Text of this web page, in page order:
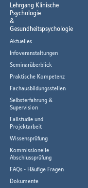
Lehrgang Klinische
Psychologie
&
Gesundheitspsychologie
Aktuelles
Infoveranstaltungen
Seminarüberblick
Praktische Kompetenz
Fachausbildungsstellen
Selbsterfahrung &
Supervision
Fallstudie und
Projektarbeit
Wissensprüfung
Kommissionelle
Abschlussprüfung
FAQs - Häufige Fragen
Dokumente